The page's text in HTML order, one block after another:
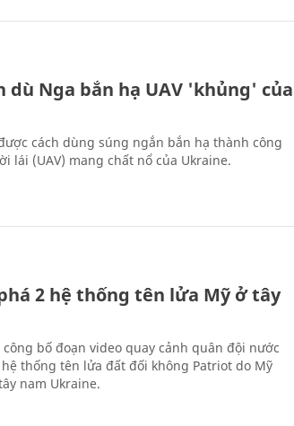
dù Nga bắn hạ UAV 'khủng' của
cách dùng súng ngắn bắn hạ thành công
lái (UAV) mang chất nổ của Ukraine.
2 hệ thống tên lửa Mỹ ở tây
bố đoạn video quay cảnh quân đội nước
thống tên lửa đất đối không Patriot do Mỹ
nam Ukraine.